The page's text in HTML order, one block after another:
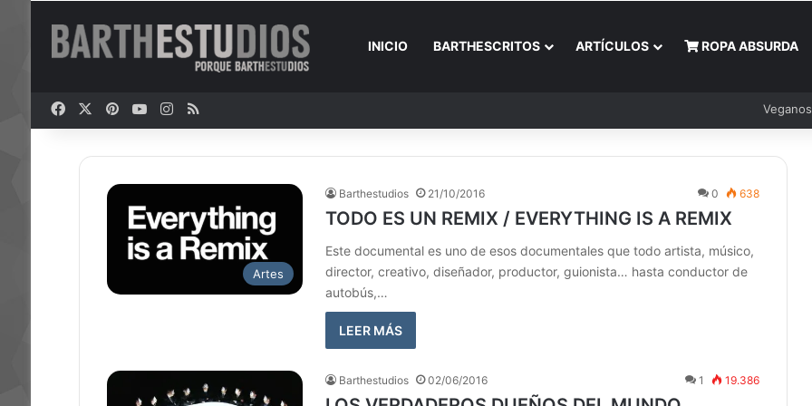
INICIO BARTHESCRITOS ARTÍCULOS ROPA ABSURDA
FacebookPinterestYouTubeInstagram
RSS
Artes
Barthestudios 21/10/2016 0 638
TODO ES UN REMIX / EVERYTHING IS A REMIX
Este documental es uno de esos documentales que todo artista, músico,
director, creativo, diseñador, productor, guionista… hasta conductor de
autobús,…
LEER MÁS
Barthestudios 02/06/2016 1 19.386